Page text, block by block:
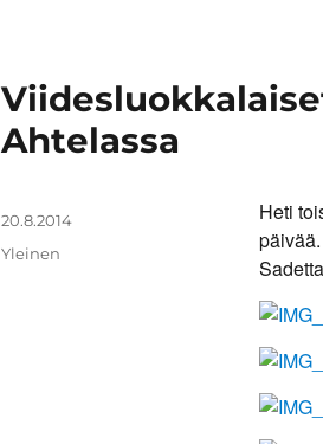
Ahtelassa
Heti
päivää.
Julkaistu
20.8.2014
Kategoriat
Yleinen